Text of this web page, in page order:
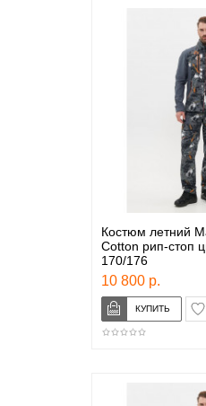
Костюм летний
Cotton рип-стоп
170/176
10 800 р.